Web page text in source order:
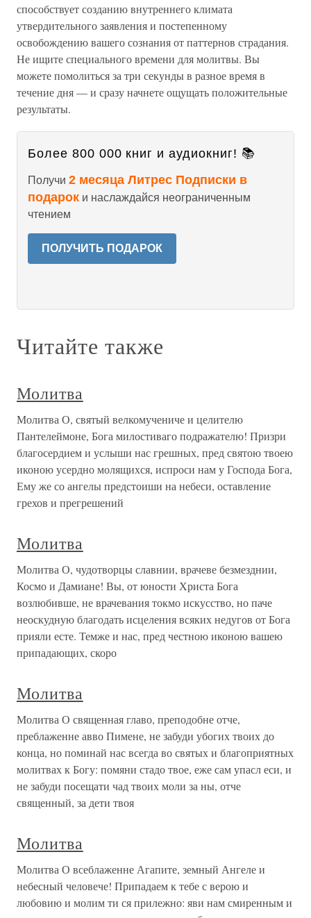
способствует созданию внутреннего климата
утвердительного заявления и постепенному
освобождению вашего сознания от паттернов страдания.
Не ищите специального времени для молитвы. Вы
можете помолиться за три секунды в разное время в
течение дня — и сразу начнете ощущать положительные
результаты.
Более 800 000 книг и аудиокниг! 📚
Получи 2 месяца Литрес Подписки в
подарок и наслаждайся неограниченным
чтением
ПОЛУЧИТЬ ПОДАРОК
Читайте также
Молитва
Молитва О, святый велкомучениче и целителю
Пантелеймоне, Бога милостиваго подражателю! Призри
благосердием и услыши нас грешных, пред святою твоею
иконою усердно молящихся, испроси нам у Господа Бога,
Ему же со ангелы предстоиши на небеси, оставление
грехов и прегрешений
Молитва
Молитва О, чудотворцы славнии, врачеве безмезднии,
Космо и Дамиане! Вы, от юности Христа Бога
возлюбивше, не врачевания токмо искусство, но паче
неоскудную благодать исцеления всяких недугов от Бога
прияли есте. Темже и нас, пред честною иконою вашею
припадающих, скоро
Молитва
Молитва О священная главо, преподобне отче,
преблаженне авво Пимене, не забуди убогих твоих до
конца, но поминай нас всегда во святых и благоприятных
молитвах к Богу: помяни стадо твое, еже сам упасл еси, и
не забуди посещати чад твоих моли за ны, отче
священный, за дети твоя
Молитва
Молитва О всеблаженне Агапите, земный Ангеле и
небесный человече! Припадаем к тебе с верою и
любовию и молим ти ся прилежно: яви нам смиренным и